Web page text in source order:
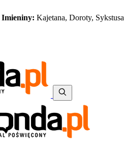
Imieniny: Kajetana, Doroty, Sykstusa